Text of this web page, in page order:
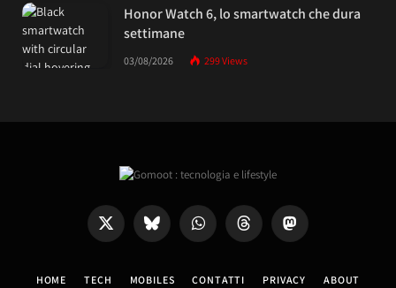
Honor Watch 6, lo smartwatch che dura
settimane
03/08/2026 299Views
X
(Twitter)
Bluesky WhatsAppThreads Mastodon
HOME TECH MOBILES CONTATTI PRIVACY ABOUT